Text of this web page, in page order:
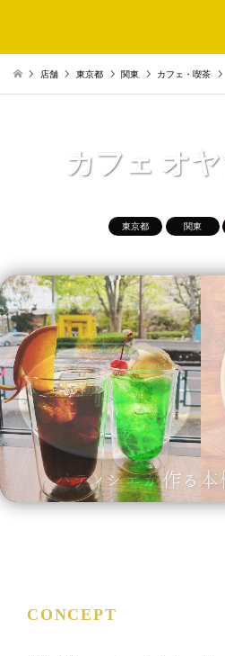
店舗 東京都 関東 カフェ・喫茶
カフェ オ
東京都 関東
CONCEPT